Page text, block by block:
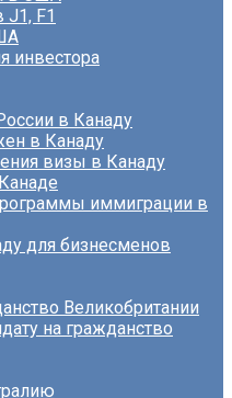
J1, F1
инвестора
в Канаду
в Канаду
визы в Канаду
иммиграции в
для бизнесменов
Великобритании
на гражданство